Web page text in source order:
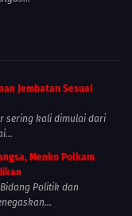
Jembatan Sesuai
sering kali dimulai dari
Menko Polkam
Politik dan